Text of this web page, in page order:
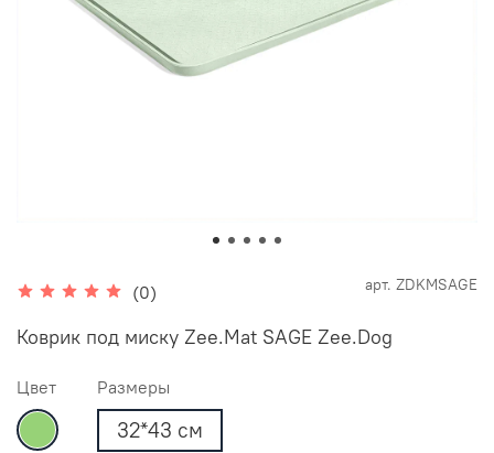
(0) арт. ZDKMSAGE
Коврик под миску Zee.Mat SAGE Zee.Dog
Цвет Размеры
32*43 см